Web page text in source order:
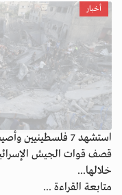
أخبار
استشهد 7
قصف قوات الجيش
خلالها...
متابعة القراءة ...